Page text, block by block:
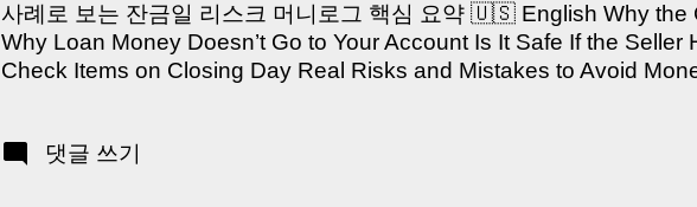
사례로 보는 잔금일 리스크 머니로그 핵심 요약 🇺🇸 English Why the
Why Loan Money Doesn’t Go to Your Account Is It Safe If the Seller
Check Items on Closing Day Real Risks and Mistakes to Avoid
억 원이 한 번에 움직이는 가장 긴장되는 순간 입니다. 실제로 제가 중
댓글 쓰기